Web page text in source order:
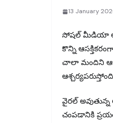
13 January
సోషల్ మీడియా
కొన్ని
చాలా మందిని
వైరల్ అవుతున్న
చంపడానికి